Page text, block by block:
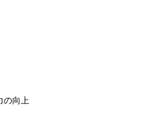
の向上